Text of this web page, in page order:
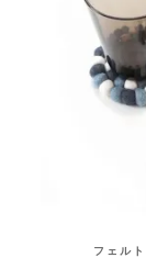
フェル